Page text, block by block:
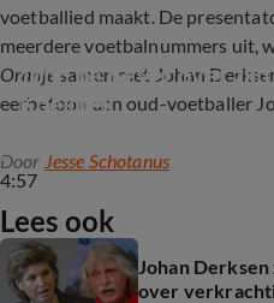
voetballied maakt. De
meerdere voetbalnummers uit,
Oranje samen met Johan
eerbetoon aan oud-voetballer
4:57
John de Bever over
Koekoek
Door Jesse Schotanus
Lees ook
Johan
over